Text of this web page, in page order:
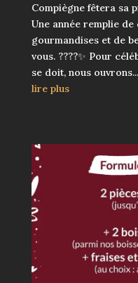
Compiègne fêtera sa
Une année remplie
gourmandises et de
vous. ????✨ Pour
se doit, nous ouvrons...
lire plus